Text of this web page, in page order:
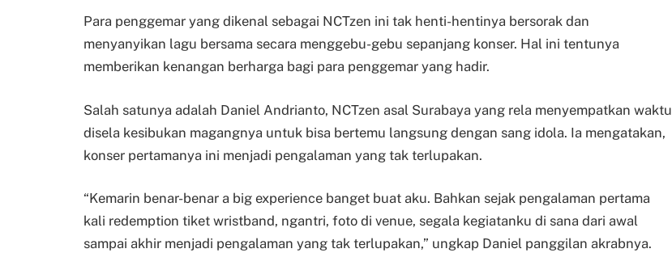
Para penggemar yang dikenal sebagai NCTzen ini tak henti-hentinya bersorak dan
menyanyikan lagu bersama secara menggebu-gebu sepanjang konser. Hal ini tentunya
memberikan kenangan berharga bagi para penggemar yang hadir.
Salah satunya adalah Daniel Andrianto, NCTzen asal Surabaya yang rela menyempatkan waktu
disela kesibukan magangnya untuk bisa bertemu langsung dengan sang idola. Ia mengatakan,
konser pertamanya ini menjadi pengalaman yang tak terlupakan.
“Kemarin benar-benar a big experience banget buat aku. Bahkan sejak pengalaman pertama
kali redemption tiket wristband, ngantri, foto di venue, segala kegiatanku di sana dari awal
sampai akhir menjadi pengalaman yang tak terlupakan,” ungkap Daniel panggilan akrabnya.